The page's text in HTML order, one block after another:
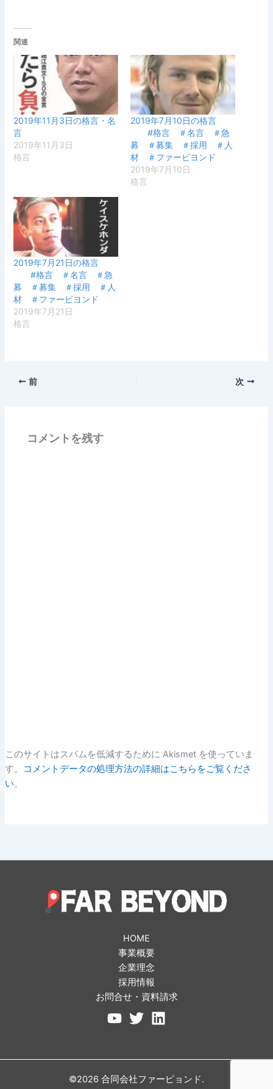
関連
2019年11月3日の格言・名
言
2019年11月3日
格言
2019年7月10日の格言
#格言 ＃名言 ＃急
募 ＃募集 ＃採用 ＃人
材 ＃ファービヨンド
2019年7月10日
格言
2019年7月21日の格言
#格言 ＃名言 ＃急
募 ＃募集 ＃採用 ＃人
材 ＃ファービヨンド
2019年7月21日
格言
前 次
コメントを残す
このサイトはスパムを低減するために Akismet を使っていま
す。
コメントデータの処理方法の詳細はこちらをご覧くださ
い。
HOME
事業概要
企業理念
採用情報
お問合せ・資料請求
©2026 合同会社ファーピョンド.